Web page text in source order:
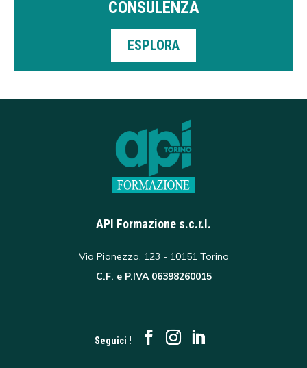
CONSULENZA
ESPLORA
API Formazione s.c.r.l.
Via Pianezza, 123 - 10151 Torino
C.F. e P.IVA 06398260015
Seguici !